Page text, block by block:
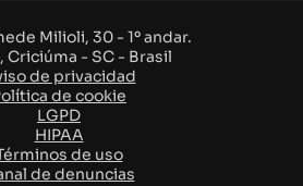
Milioli, 30 - 1º andar.
Criciúma - SC - Brasil
de privacidad
de cookie
LGPD
HIPAA
de uso
de denuncias